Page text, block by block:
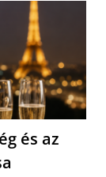
és az